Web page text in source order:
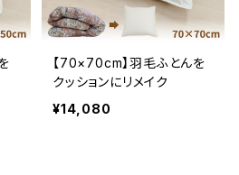
【70×70cm】羽毛ふとんを
クッションにリメイク
¥14,080